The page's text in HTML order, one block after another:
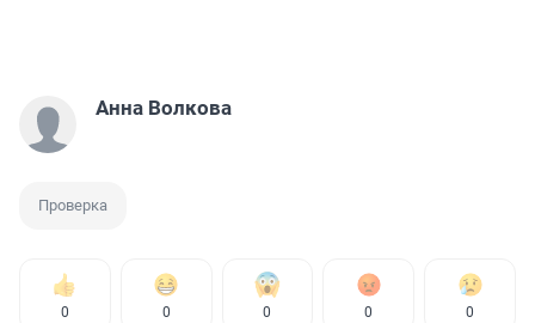
Анна Волкова
Проверка
0 0 0 0 0